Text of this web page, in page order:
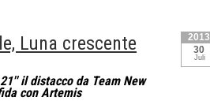
2013
30
Juli
Luna crescente
il distacco da Team New
con Artemis